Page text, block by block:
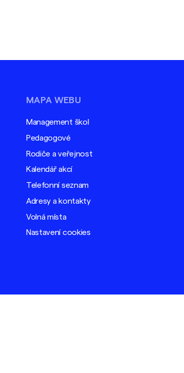
MAPA WEBU
Management škol
Pedagogové
Rodiče a veřejnost
Kalendář akcí
Telefonní seznam
Adresy a kontakty
Volná místa
Nastavení cookies